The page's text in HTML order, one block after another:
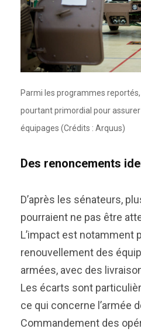
Parmi les programmes reportés,
pourtant primordial pour
équipages (Crédits : Arquus)
Des renoncements
D’après les sénateurs,
pourraient ne pas être
L’impact est notamment
renouvellement des
armées, avec des
Les écarts sont
ce qui concerne l’armée
Commandement des